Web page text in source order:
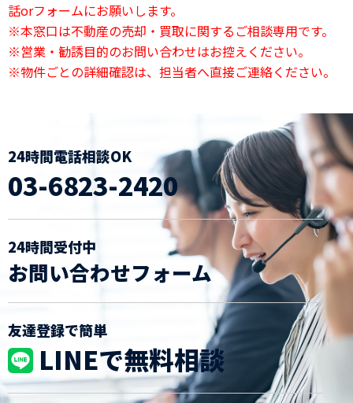
話orフォームにお願いします。
※本窓口は不動産の売却・買取に関するご相談専用です。
※営業・勧誘目的のお問い合わせはお控えください。
※物件ごとの詳細確認は、担当者へ直接ご連絡ください。
24時間電話相談OK
03-6823-2420
24時間受付中
お問い合わせフォーム
友達登録で簡単
LINEで無料相談